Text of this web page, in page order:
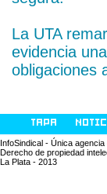
La UTA
evidencia
obligaciones
TAPA
InfoSindical - Única
Derecho de propiedad
La Plata - 2013